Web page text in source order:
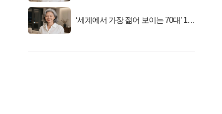
‘세계에서 가장 젊어 보이는 70대’ 1위